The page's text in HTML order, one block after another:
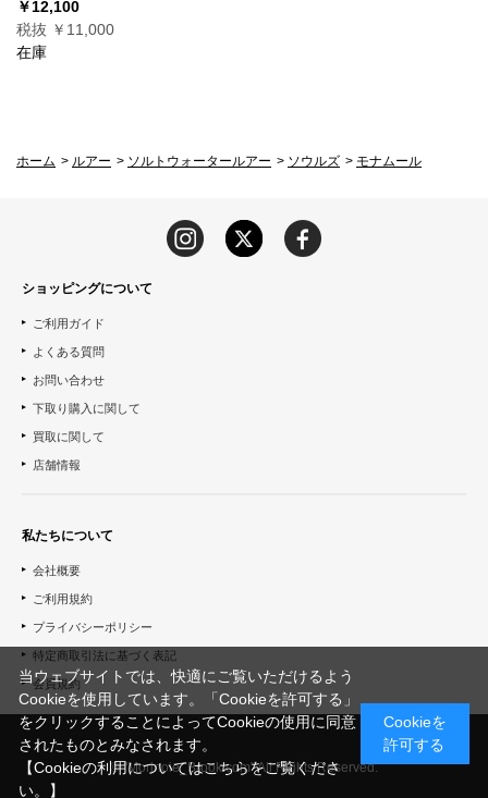
￥12,100
税抜 ￥11,000
在庫
ホーム > ルアー > ソルトウォータールアー > ソウルズ > モナムール
ショッピングについて
ご利用ガイド
よくある質問
お問い合わせ
下取り購入に関して
買取に関して
店舗情報
私たちについて
会社概要
ご利用規約
プライバシーポリシー
特定商取引法に基づく表記
会員規約
© "Morinoie_Brook.com" All Rights Reserved.
当ウェブサイトでは、快適にご覧いただけるよう
Cookieを使用しています。「Cookieを許可する」
をクリックすることによってCookieの使用に同意
されたものとみなされます。
【Cookieの利用についてはこちらをご覧くださ
い。】
Cookieを
許可する